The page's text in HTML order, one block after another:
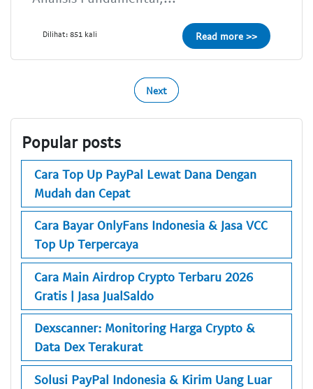
Dilihat: 851 kali Read more >>
Next
Popular posts
Cara Top Up PayPal Lewat Dana Dengan
Mudah dan Cepat
Cara Bayar OnlyFans Indonesia & Jasa VCC
Top Up Terpercaya
Cara Main Airdrop Crypto Terbaru 2026
Gratis | Jasa JualSaldo
Dexscanner: Monitoring Harga Crypto &
Data Dex Terakurat
Solusi PayPal Indonesia & Kirim Uang Luar